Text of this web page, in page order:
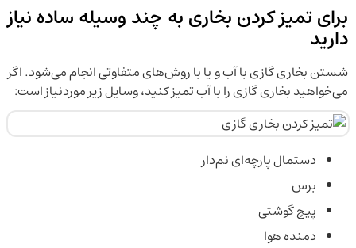
برای تمیز کردن بخاری به چند وسیله ساده نیاز
دارید
شستن بخاری گازی با آب و یا با روش‌های متفاوتی انجام می‌شود. اگر
می‌خواهید بخاری گازی را با آب تمیز کنید، وسایل زیر موردنیاز است:
دستمال پارچه‌ای نم‌دار
برس
پیچ گوشتی
دمنده هوا